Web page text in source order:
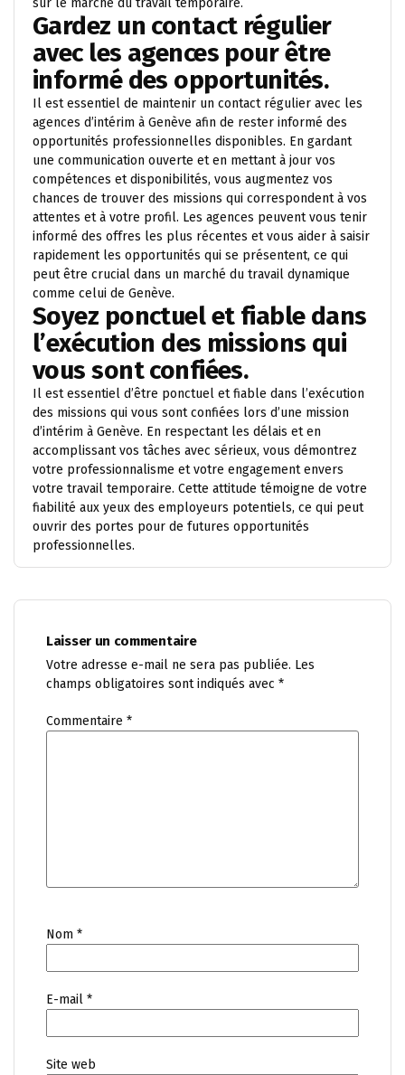
sur le marché du travail temporaire.
Gardez un contact régulier
avec les agences pour être
informé des opportunités.
Il est essentiel de maintenir un contact régulier avec les
agences d’intérim à Genève afin de rester informé des
opportunités professionnelles disponibles. En gardant
une communication ouverte et en mettant à jour vos
compétences et disponibilités, vous augmentez vos
chances de trouver des missions qui correspondent à vos
attentes et à votre profil. Les agences peuvent vous tenir
informé des offres les plus récentes et vous aider à saisir
rapidement les opportunités qui se présentent, ce qui
peut être crucial dans un marché du travail dynamique
comme celui de Genève.
Soyez ponctuel et fiable dans
l’exécution des missions qui
vous sont confiées.
Il est essentiel d’être ponctuel et fiable dans l’exécution
des missions qui vous sont confiées lors d’une mission
d’intérim à Genève. En respectant les délais et en
accomplissant vos tâches avec sérieux, vous démontrez
votre professionnalisme et votre engagement envers
votre travail temporaire. Cette attitude témoigne de votre
fiabilité aux yeux des employeurs potentiels, ce qui peut
ouvrir des portes pour de futures opportunités
professionnelles.
Laisser un commentaire
Votre adresse e-mail ne sera pas publiée. Les
champs obligatoires sont indiqués avec *
Commentaire *
Nom *
E-mail *
Site web